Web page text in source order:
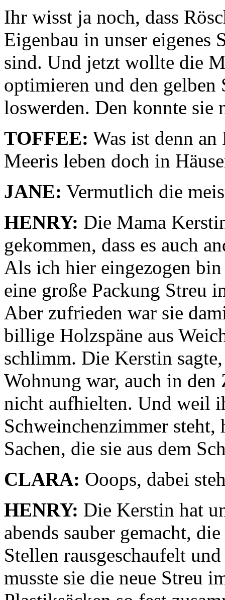
Ihr wisst ja noch, dass
Eigenbau in unser eigenes
sind. Und jetzt wollte die
optimieren und den gelben
loswerden. Den konnte sie
TOFFEE: Was ist denn
Meeris leben doch in
JANE: Vermutlich die
HENRY: Die Mama
gekommen, dass es auch
Als ich hier eingezogen
eine große Packung Streu
Aber zufrieden war sie
billige Holzspäne aus
schlimm. Die Kerstin
Wohnung war, auch in
nicht aufhielten. Und weil
Schweinchenzimmer steht,
Sachen, die sie aus dem
CLARA: Ooops, dabei
HENRY: Die Kerstin hat
abends sauber gemacht,
Stellen rausgeschaufelt
musste sie die neue Streu